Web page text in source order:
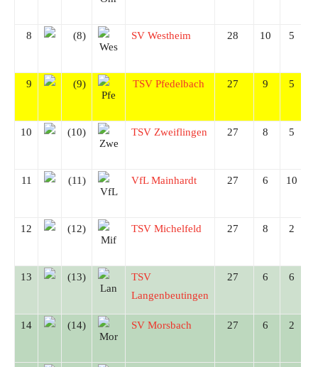
8 (8) SV Westheim 28 10 5
9 (9) TSV Pfedelbach 27 9 5
10 (10) TSV Zweiflingen 27 8 5
11 (11) VfL Mainhardt 27 6 10
12 (12) TSV Michelfeld 27 8 2
13 (13)
TSV
Langenbeutingen
27 6 6
14 (14) SV Morsbach 27 6 2